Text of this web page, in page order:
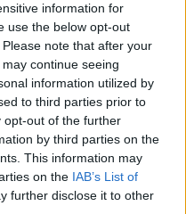
information for
use the below opt-out
note that after your
continue seeing
information utilized by
to third parties prior to
opt-out of the further
by third parties on the
This information may
on the IAB’s List of
further disclose it to other
, λόγω αύξησης
προσχολικής
εκπαίδευσης.
Καφέ-
κυρίως των τιμών